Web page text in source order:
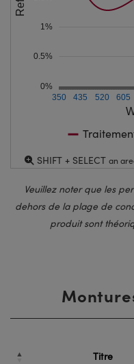
350 435 520 605
0%
0.5%
1%
SHIFT + SELECT an
Veuillez noter que les
dehors de la plage de
produit sont
Titre